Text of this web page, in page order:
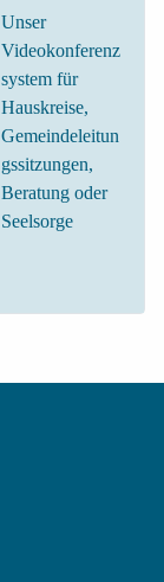
Unser
Videokonferenz
system für
Hauskreise,
Gemeindeleitun
gssitzungen,
Beratung oder
Seelsorge